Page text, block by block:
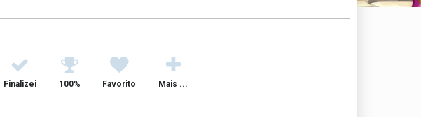
Finalizei 100% Favorito Mais ...